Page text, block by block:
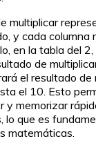
multiplicar
y cada columna
en la tabla del 2,
de
el resultado de
el 10. Esto
y memorizar
lo que es
matemáticas.